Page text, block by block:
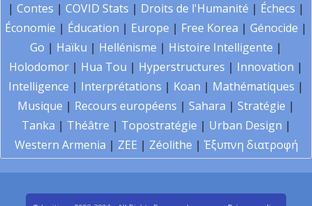
| Contes | COVID Stats | Droits de l'Humanité | Échecs |
Économie | Éducation | Europe | Free Korea | Génocide |
Go | Haïku | Hellénisme | Histoire Intelligente |
Holodomor | Hua Tou | Hyperstructures | Innovation |
Intelligence | Interprétations | Koan | Mathématiques |
Musique | Recours européens | Sahara | Stratégie |
Tanka | Théâtre | Topostratégie | Urban Design |
Western Armenia | ZEE | Zéolithe | Έξυπνη διατροφή